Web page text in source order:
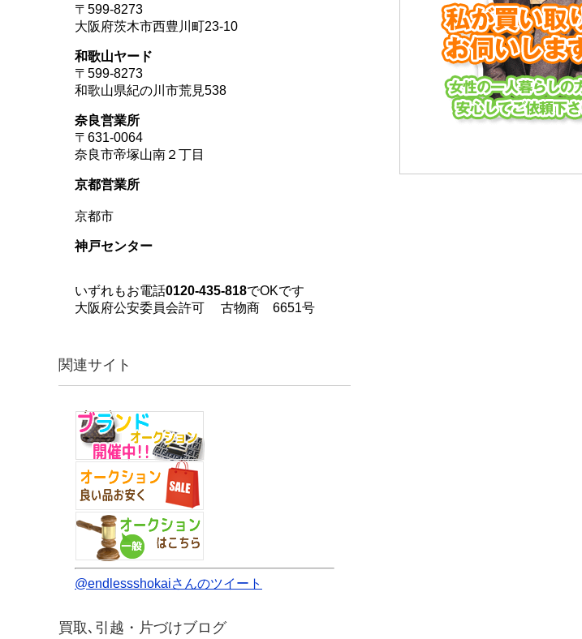
〒599-8273
大阪府茨木市西豊川町23-10
和歌山ヤード
〒599-8273
和歌山県紀の川市荒見538
奈良営業所
〒631-0064
奈良市帝塚山南２丁目
京都営業所
京都市
神戸センター
いずれもお電話0120-435-818でOKです
大阪府公安委員会許可 古物商 6651号
関連サイト
@endlessshokaiさんのツイート
買取､引越・片づけブログ